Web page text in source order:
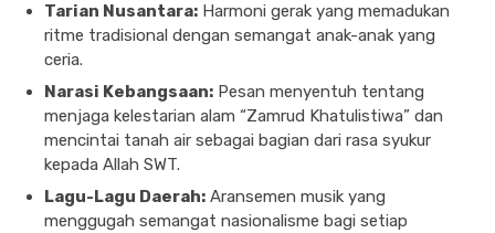
Tarian Nusantara: Harmoni gerak yang memadukan
ritme tradisional dengan semangat anak-anak yang
ceria.
Narasi Kebangsaan: Pesan menyentuh tentang
menjaga kelestarian alam “Zamrud Khatulistiwa” dan
mencintai tanah air sebagai bagian dari rasa syukur
kepada Allah SWT.
Lagu-Lagu Daerah: Aransemen musik yang
menggugah semangat nasionalisme bagi setiap